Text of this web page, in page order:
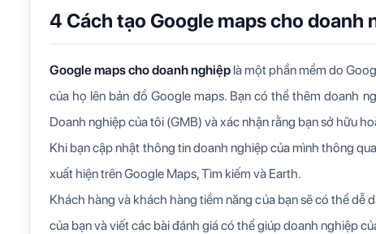
4 Cách tạo Google maps cho doanh
Google maps cho doanh nghiệp là một phần mềm do
của họ lên bản đồ Google maps. Bạn có thể thêm doanh
Doanh nghiệp của tôi (GMB) và xác nhận rằng bạn sở hữu
Khi bạn cập nhật thông tin doanh nghiệp của mình thông qua
xuất hiện trên Google Maps, Tìm kiếm và Earth.
Khách hàng và khách hàng tiềm năng của bạn sẽ có thể
của bạn và viết các bài đánh giá có thể giúp doanh nghiệp